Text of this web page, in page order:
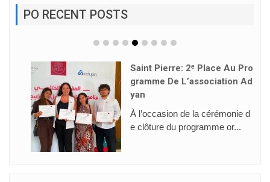
PO RECENT POSTS
La Saveur… Des Vacances D
Éconnectées
publié le 29/07/26| Agnès Pinar
d Legry https://fr.alete...